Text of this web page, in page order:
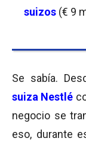
suizos (€ 9
Se sabía.
suiza Nestlé
negocio se
eso, durante